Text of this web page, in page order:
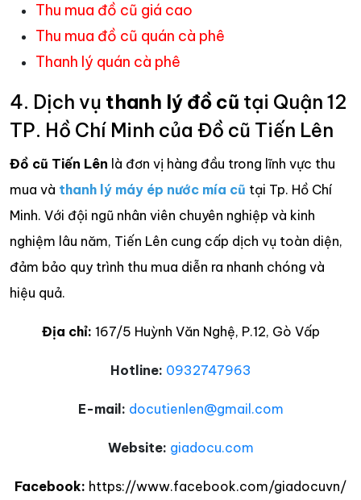
Thu mua đồ cũ giá cao
Thu mua đồ cũ quán cà phê
Thanh lý quán cà phê
4. Dịch vụ thanh lý đồ cũ tại Quận 12
TP. Hồ Chí Minh của Đồ cũ Tiến Lên
Đồ cũ Tiến Lên là đơn vị hàng đầu trong lĩnh vực thu
mua và thanh lý máy ép nước mía cũ tại Tp. Hồ Chí
Minh. Với đội ngũ nhân viên chuyên nghiệp và kinh
nghiệm lâu năm, Tiến Lên cung cấp dịch vụ toàn diện,
đảm bảo quy trình thu mua diễn ra nhanh chóng và
hiệu quả.
Địa chỉ: 167/5 Huỳnh Văn Nghệ, P.12, Gò Vấp
Hotline: 0932747963
E-mail: docutienlen@gmail.com
Website: giadocu.com
Facebook: https://www.facebook.com/giadocuvn/